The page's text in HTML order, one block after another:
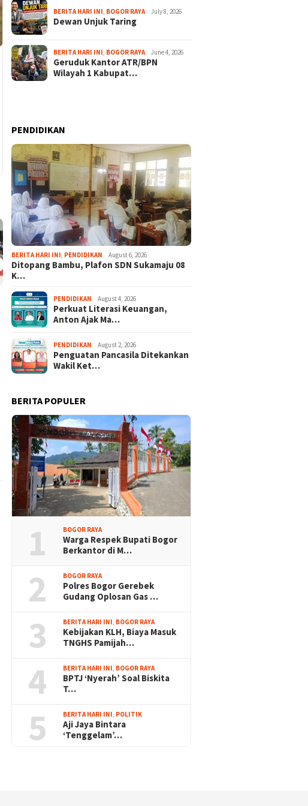
Ajang Promosi Wisata,
Ratusan Peserta Ikuti Tour
Malasari Halimun Salak 2026
Pembangunan Wisma dan
BERITA HARI INI BOGOR RAYA July 8, 2026
Dewan Unjuk Taring
BERITA HARI INI BOGOR RAYA June 4, 2026
Geruduk Kantor ATR/BPN
Wilayah 1 Kabupat…
PENDIDIKAN
BERITA HARI INI PENDIDIKAN August 6, 2026
Ditopang Bambu, Plafon SDN Sukamaju 08
K…
PENDIDIKAN August 4, 2026
Perkuat Literasi Keuangan,
Anton Ajak Ma…
PENDIDIKAN August 2, 2026
Penguatan Pancasila Ditekankan
Wakil Ket…
BERITA POPULER
1 BOGOR RAYA
Warga Respek Bupati Bogor
Berkantor di M…
2 BOGOR RAYA
Polres Bogor Gerebek
Gudang Oplosan Gas …
3 BERITA HARI INI, BOGOR RAYA
Kebijakan KLH, Biaya Masuk
TNGHS Pamijah…
4 BERITA HARI INI, BOGOR RAYA
BPTJ ‘Nyerah’ Soal Biskita
T…
5 BERITA HARI INI, POLITIK
Aji Jaya Bintara
‘Tenggelam’…